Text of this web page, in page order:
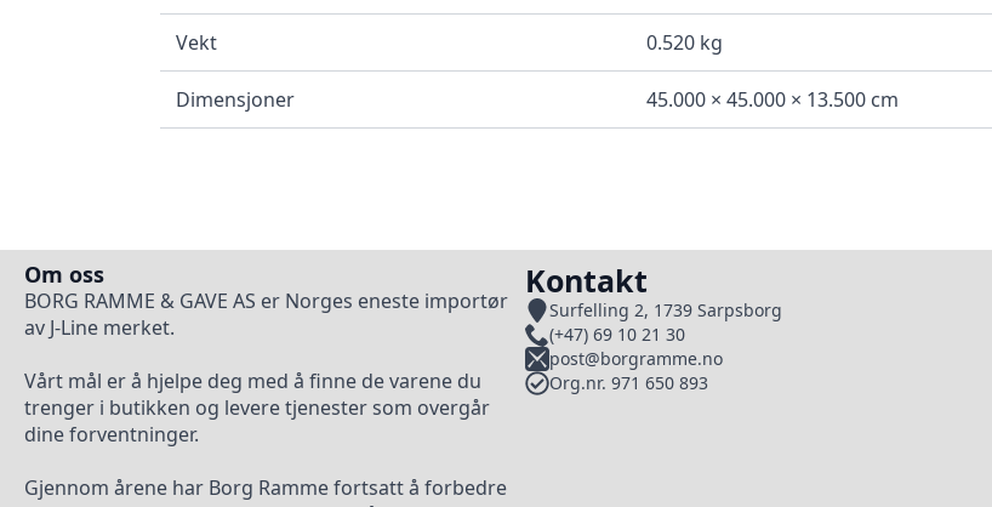
Vekt 0.520 kg
Dimensjoner 45.000 × 45.000 × 13.500 cm
Om oss
BORG RAMME & GAVE AS er Norges eneste importør
av J-Line merket.
Vårt mål er å hjelpe deg med å finne de varene du
trenger i butikken og levere tjenester som overgår
dine forventninger.
Gjennom årene har Borg Ramme fortsatt å forbedre
Kontakt
Surfelling 2, 1739 Sarpsborg
(+47) 69 10 21 30
post@borgramme.no
Org.nr. 971 650 893